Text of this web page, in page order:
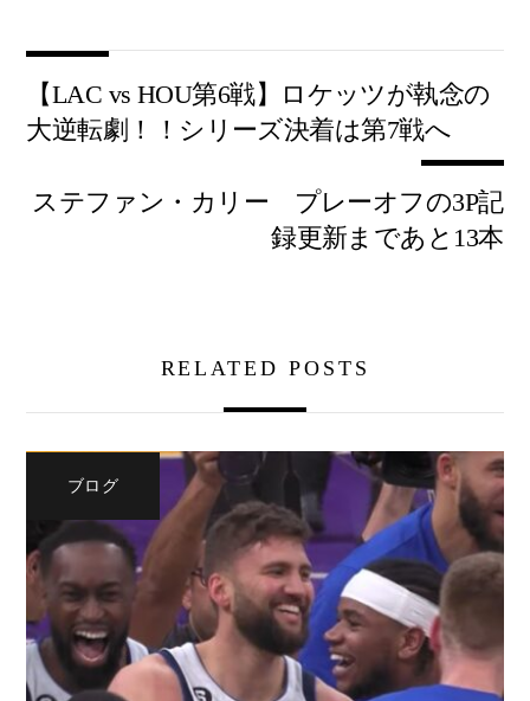
【LAC vs HOU第6戦】ロケッツが執念の
大逆転劇！！シリーズ決着は第7戦へ
ステファン・カリー プレーオフの3P記
録更新まであと13本
RELATED POSTS
ブログ